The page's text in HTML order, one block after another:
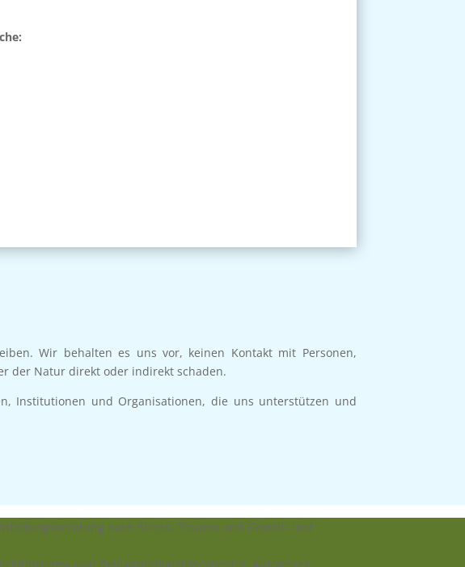
Wir behalten es uns vor, keinen Kontakt mit Personen,
der Natur direkt oder indirekt schaden.
Institutionen und Organisationen, die uns unterstützen und
nach Stress, Trauma und Gewalt- und